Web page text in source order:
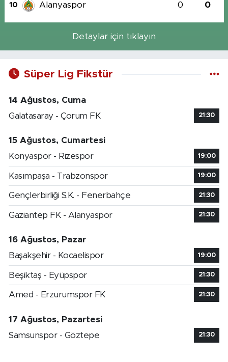
10 Alanyaspor 0 0
Detaylar için tıklayın
Süper Lig Fikstür
14 Ağustos, Cuma
Galatasaray - Çorum FK
21:30
15 Ağustos, Cumartesi
Konyaspor - Rizespor
19:00
Kasımpaşa - Trabzonspor 19:00
Gençlerbirliği S.K. - Fenerbahçe 21:30
Gaziantep FK - Alanyaspor 21:30
16 Ağustos, Pazar
Başakşehir - Kocaelispor
19:00
Beşiktaş - Eyüpspor 21:30
Amed - Erzurumspor FK 21:30
17 Ağustos, Pazartesi
Samsunspor - Göztepe
21:30